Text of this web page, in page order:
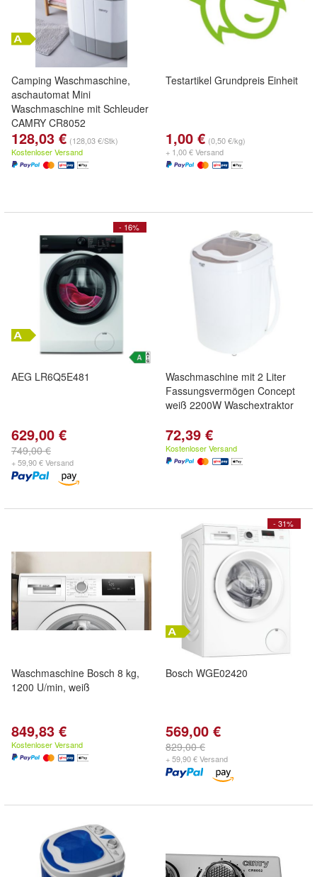
Camping Waschmaschine,
aschautomat Mini
Waschmaschine mit Schleuder
CAMRY CR8052
128,03 € (128,03 €/Stk)
Kostenloser Versand
Testartikel Grundpreis Einheit
1,00 € (0,50 €/kg)
+ 1,00 € Versand
- 16%
AEG LR6Q5E481
629,00 €
749,00 €
+ 59,90 € Versand
Waschmaschine mit 2 Liter
Fassungsvermögen Concept
weiß 2200W Waschextraktor
72,39 €
Kostenloser Versand
Waschmaschine Bosch 8 kg,
1200 U/min, weiß
849,83 €
Kostenloser Versand
- 31%
Bosch WGE02420
569,00 €
829,00 €
+ 59,90 € Versand